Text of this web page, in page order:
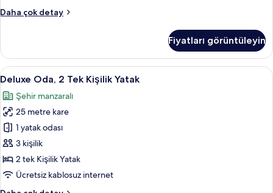
Manzaralı
fotoğrafları
görün
Daha çok detay
Deluxe
Büyük
(King)
Boy
Koy
Manzaralı
hakkında
daha
fazla
detay
Fiyatları görüntüleyin
Deluxe
Oda,
2
Tek
Kişilik
Yatak
için
tüm
Minibar, odada kasa, masa, güneşlik/
5
Deluxe Oda, 2 Tek Kişilik Yatak
Şehir manzaralı
25 metre kare
1 yatak odası
3 kişilik
2 tek Kişilik Yatak
Ücretsiz kablosuz internet